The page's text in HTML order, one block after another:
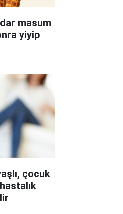
masum
yiyip
çocuk